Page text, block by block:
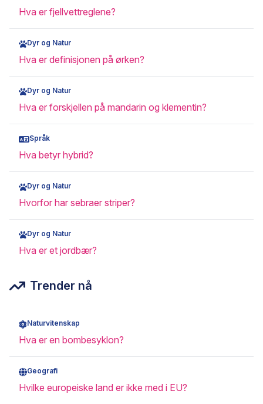
Hva er fjellvettreglene?
Dyr og Natur
Hva er definisjonen på ørken?
Dyr og Natur
Hva er forskjellen på mandarin og klementin?
Språk
Hva betyr hybrid?
Dyr og Natur
Hvorfor har sebraer striper?
Dyr og Natur
Hva er et jordbær?
Trender nå
Naturvitenskap
Hva er en bombesyklon?
Geografi
Hvilke europeiske land er ikke med i EU?